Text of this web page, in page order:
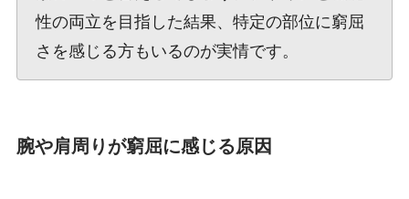
性の両立を目指した結果、特定の部位に窮屈
さを感じる方もいるのが実情です。
腕や肩周りが窮屈に感じる原因